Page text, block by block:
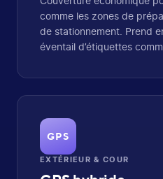
comme les zones de
de stationnement. Prend
éventail d’étiquettes
GPS
EXTÉRIEUR & COUR